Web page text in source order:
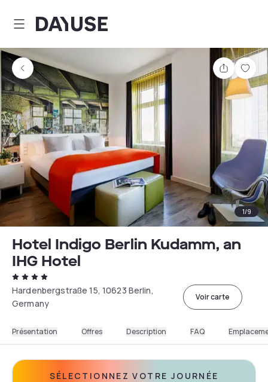
Dayuse
Partager
1/9
Hotel Indigo Berlin Kudamm, an
IHG Hotel
Hardenbergstraße 15, 10623 Berlin,
Germany
Voir carte
Présentation Offres Description FAQ
SÉLECTIONNEZ VOTRE JOURNÉE